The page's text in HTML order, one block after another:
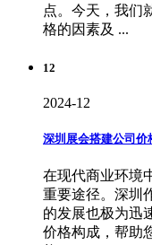
点。今天，我们
格的因素及 ...
12
2024-12
深圳展会搭建公司价
在现代商业环境
重要途径。深圳
的发展也极为迅
价格构成，帮助